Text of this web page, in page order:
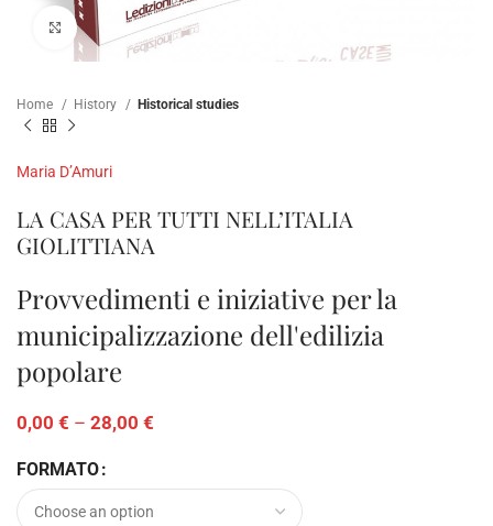
Click to enlarge
Home History Historical studies
Maria D’Amuri
LA CASA PER TUTTI NELL’ITALIA
GIOLITTIANA
Provvedimenti e iniziative per la
municipalizzazione dell'edilizia
popolare
0,00 € – 28,00 €
FORMATO